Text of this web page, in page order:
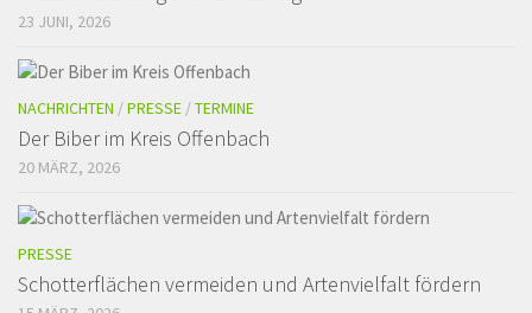
23 JUNI, 2026
NACHRICHTEN /PRESSE /TERMINE
Der Biber im Kreis Offenbach
20 MÄRZ, 2026
PRESSE
Schotterflächen vermeiden und Artenvielfalt fördern